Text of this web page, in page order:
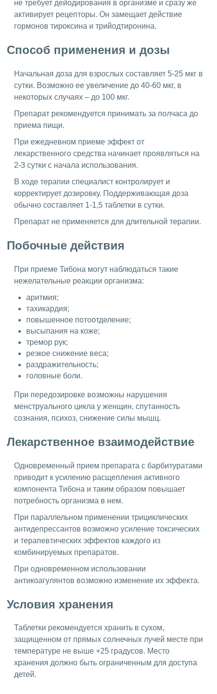
не требует дейодирования в организме и сразу же
активирует рецепторы. Он замещает действие
гормонов тироксина и трийодтиронина.
Способ применения и дозы
Начальная доза для взрослых составляет 5-25 мкг в
сутки. Возможно ее увеличение до 40-60 мкг, в
некоторых случаях – до 100 мкг.
Препарат рекомендуется принимать за полчаса до
приема пищи.
При ежедневном приеме эффект от
лекарственного средства начинает проявляться на
2-3 сутки с начала использования.
В ходе терапии специалист контролирует и
корректирует дозировку. Поддерживающая доза
обычно составляет 1-1,5 таблетки в сутки.
Препарат не применяется для длительной терапии.
Побочные действия
При приеме Тибона могут наблюдаться такие
нежелательные реакции организма:
аритмия;
тахикардия;
повышенное потоотделение;
высыпания на коже;
тремор рук;
резкое снижение веса;
раздражительность;
головные боли.
При передозировке возможны нарушения
менструального цикла у женщин, спутанность
сознания, психоз, снижение силы мышц.
Лекарственное взаимодействие
Одновременный прием препарата с барбитуратами
приводит к усилению расщепления активного
компонента Тибона и таким образом повышает
потребность организма в нем.
При параллельном применении трициклических
антидепрессантов возможно усиление токсических
и терапевтических эффектов каждого из
комбинируемых препаратов.
При одновременном использовании
антикоагулянтов возможно изменение их эффекта.
Условия хранения
Таблетки рекомендуется хранить в сухом,
защищенном от прямых солнечных лучей месте при
температуре не выше +25 градусов. Место
хранения должно быть ограниченным для доступа
детей.